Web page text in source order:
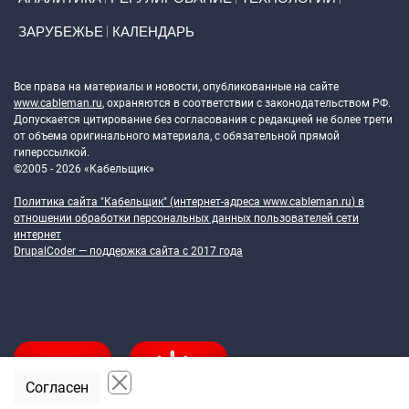
ЗАРУБЕЖЬЕ КАЛЕНДАРЬ
Все права на материалы и новости, опубликованные на сайте
www.cableman.ru, охраняются в соответствии с законодательством РФ.
Допускается цитирование без согласования с редакцией не более трети
от объема оригинального материала, с обязательной прямой
гиперссылкой.
©2005 - 2026 «Кабельщик»
Политика сайта "Кабельщик" (интернет-адреса www.cableman.ru) в
отношении обработки персональных данных пользователей сети
интернет
DrupalCoder — поддержка сайта c 2017 года
Согласен